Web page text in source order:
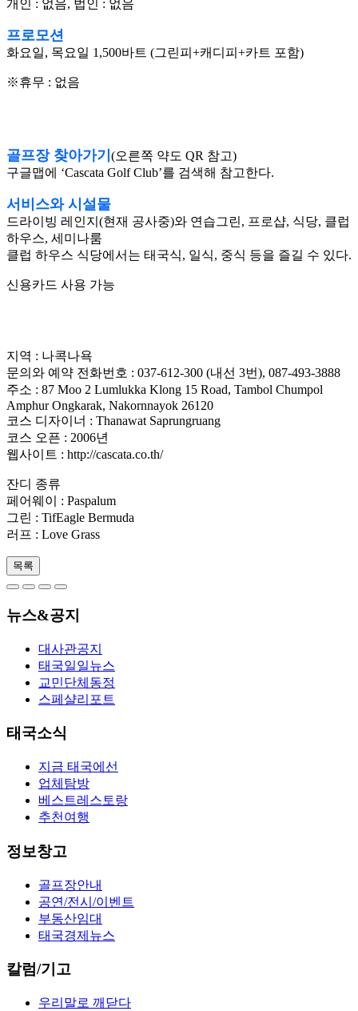
개인 : 없음, 법인 : 없음
프로모션
화요일, 목요일 1,500바트 (그린피+캐디피+카트 포함)
※휴무 : 없음
골프장 찾아가기 (오른쪽 약도 QR 참고)
구글맵에 ‘Cascata Golf Club’를 검색해 참고한다.
서비스와 시설물
드라이빙 레인지(현재 공사중)와 연습그린, 프로샵, 식당, 클럽
하우스, 세미나룸
클럽 하우스 식당에서는 태국식, 일식, 중식 등을 즐길 수 있다.
신용카드 사용 가능
지역 : 나콕나욕
문의와 예약 전화번호 : 037-612-300 (내선 3번), 087-493-3888
주소 : 87 Moo 2 Lumlukka Klong 15 Road, Tambol Chumpol
Amphur Ongkarak, Nakornnayok 26120
코스 디자이너 : Thanawat Saprungruang
코스 오픈 : 2006년
웹사이트 : http://cascata.co.th/
잔디 종류
페어웨이 : Paspalum
그린 : TifEagle Bermuda
러프 : Love Grass
목록
뉴스&공지
대사관공지
태국일일뉴스
교민단체동정
스페샬리포트
태국소식
지금 태국에선
업체탐방
베스트레스토랑
추천여행
정보창고
골프장안내
공연/전시/이벤트
부동산임대
태국경제뉴스
칼럼/기고
우리말로 깨닫다